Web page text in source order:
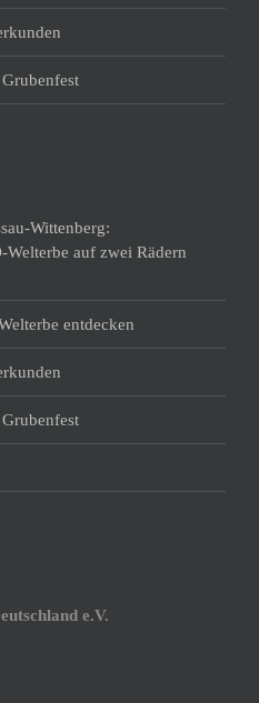
Wittenberg:
Welterbe auf zwei Rädern
entdecken
e.V.